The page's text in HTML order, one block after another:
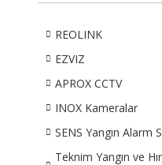
REOLINK
EZVIZ
APROX CCTV
INOX Kameralar
SENS Yangın Alarm
Teknim Yangın ve